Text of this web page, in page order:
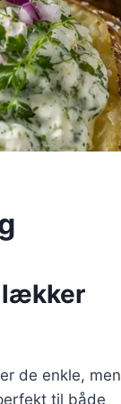
lækker
de enkle, men
til både